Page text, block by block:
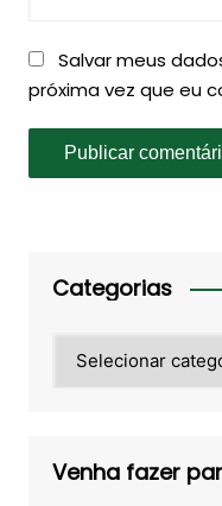
Salvar meus
próxima vez que eu
Categorias
Venha fazer